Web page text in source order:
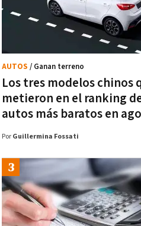
Los tres modelos chinos
metieron en el ranking
autos más baratos en
AUTOS / Ganan terreno
Por Guillermina Fossati